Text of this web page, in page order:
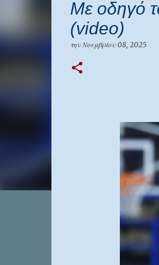
Με οδηγό
(video)
την Νοεμβρίου 08, 2025